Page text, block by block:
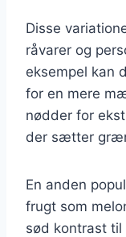
Disse
råvarer og
eksempel kan
for en mere
nødder for
der sætter
En anden
frugt som
sød kontrast